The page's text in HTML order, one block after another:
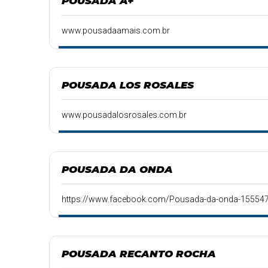
www.pousadaamais.com.br
POUSADA LOS ROSALES
www.pousadalosrosales.com.br
POUSADA DA ONDA
https://www.facebook.com/Pousada-da-onda-
POUSADA RECANTO ROCHA